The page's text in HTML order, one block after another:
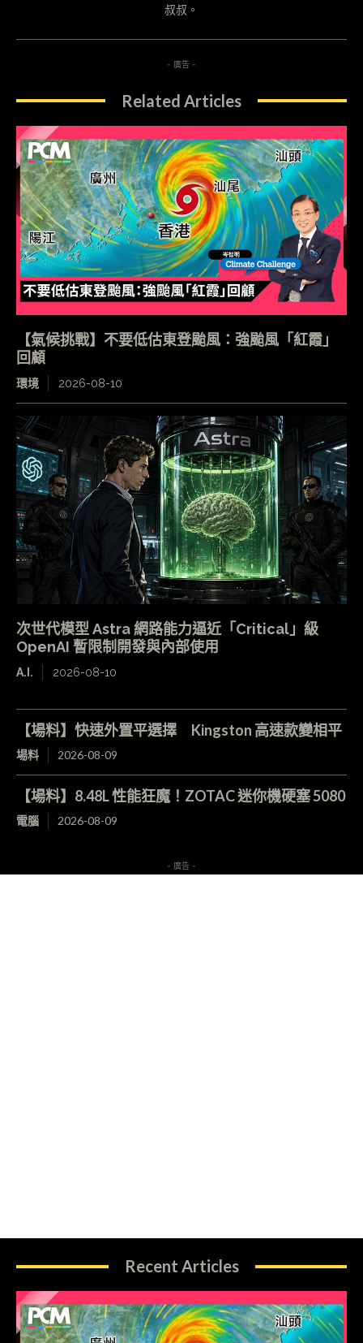
叔叔。
- 廣告 -
Related Articles
【氣候挑戰】不要低估東登颱風：強颱風「紅霞」
回顧
環境 2026-08-10
次世代模型 Astra 網路能力逼近「Critical」級
OpenAI 暫限制開發與內部使用
A.I. 2026-08-10
【場料】快速外置平選擇 Kingston 高速款變相平
場料 2026-08-09
【場料】8.48L 性能狂魔！ZOTAC 迷你機硬塞 5080
電腦 2026-08-09
- 廣告 -
Recent Articles